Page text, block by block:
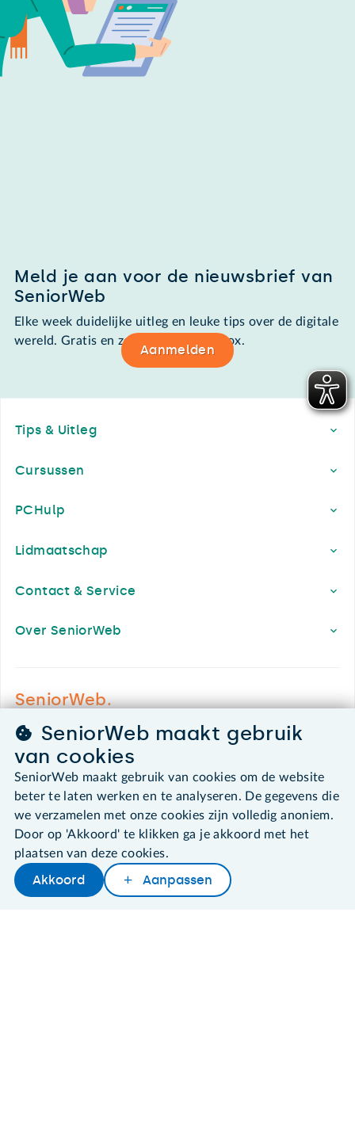
Meld je aan voor de nieuwsbrief van
SeniorWeb
Elke week duidelijke uitleg en leuke tips over de digitale
wereld. Gratis en zomaar in de mailbox.
Aanmelden
Tips & Uitleg
Cursussen
PCHulp
Lidmaatschap
Contact & Service
Over SeniorWeb
SeniorWeb.
030 - 276 99 65
leden@seniorweb.nl
©2026 SeniorWeb
Algemene voorwaarden
SeniorWeb maakt gebruik
van cookies
SeniorWeb maakt gebruik van cookies om de website
beter te laten werken en te analyseren. De gegevens die
we verzamelen met onze cookies zijn volledig anoniem.
Door op 'Akkoord' te klikken ga je akkoord met het
plaatsen van deze cookies.
Akkoord Aanpassen